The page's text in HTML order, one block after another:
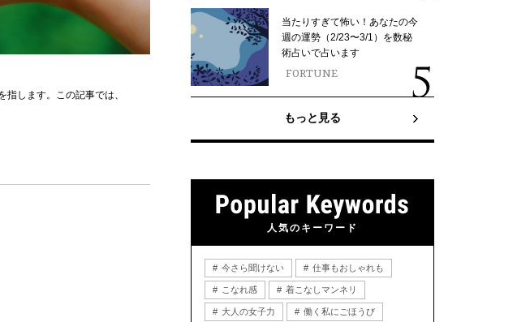
します。この記事では、
当たりすぎて怖い！あなたの今
週の運勢（2/23〜3/1）を数秘
術占いで占います
FORTUNE
もっと見る
人気のキーワード
今さら聞けない 仕事もおしゃれも
こなれ感 着こなしマンネリ
大人の女子力 働く私にごほうび